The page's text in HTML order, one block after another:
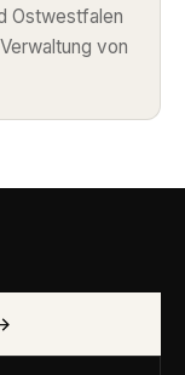
Ostwestfalen
von